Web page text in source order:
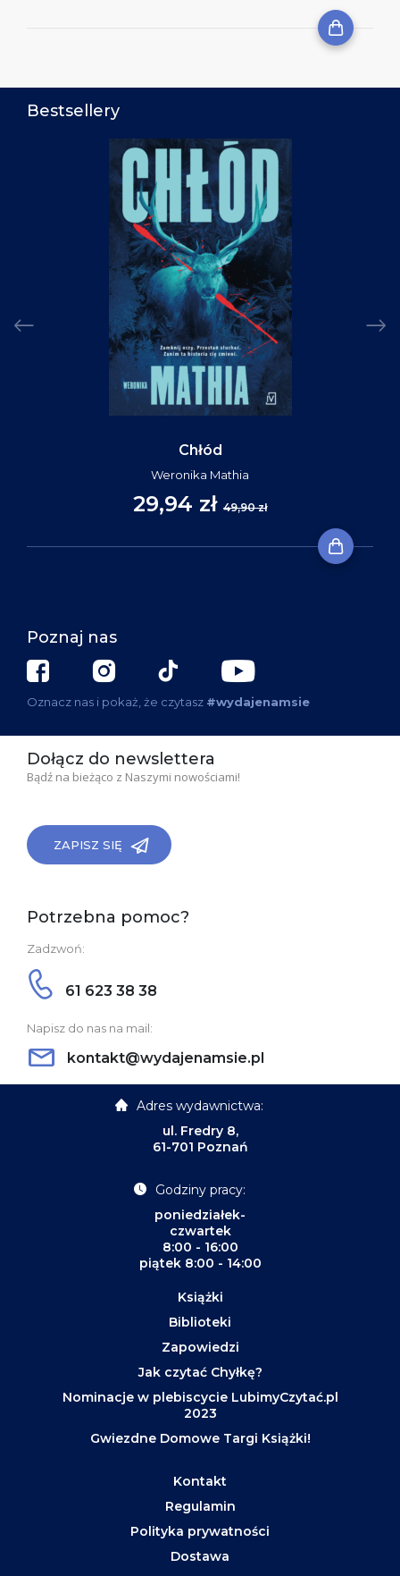
Bestsellery
Chłód
Weronika Mathia
29,94 zł 49,90 zł
Poznaj nas
Oznacz nas i pokaż, że czytasz #wydajenamsie
Dołącz do newslettera
Bądź na bieżąco z Naszymi nowościami!
ZAPISZ SIĘ
Potrzebna pomoc?
Zadzwoń:
61 623 38 38
Napisz do nas na mail:
kontakt@wydajenamsie.pl
Adres wydawnictwa:
ul. Fredry 8,
61-701 Poznań
Godziny pracy:
poniedziałek-
czwartek
8:00 - 16:00
piątek 8:00 - 14:00
Książki
Biblioteki
Zapowiedzi
Jak czytać Chyłkę?
Nominacje w plebiscycie LubimyCzytać.pl
2023
Gwiezdne Domowe Targi Książki!
Kontakt
Regulamin
Polityka prywatności
Dostawa